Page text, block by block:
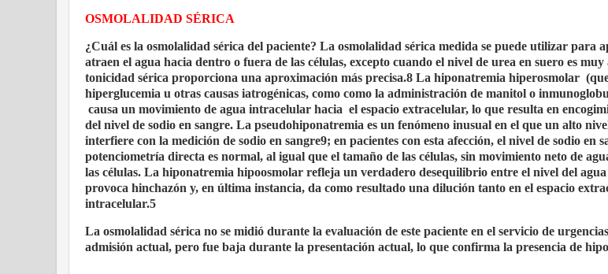
OSMOLALIDAD SÉRICA
¿Cuál es la osmolalidad sérica del paciente? La osmolalidad sérica medida se puede utilizar para
atraen el agua hacia dentro o fuera de las células, excepto cuando el nivel de urea en suero es muy
tonicidad sérica proporciona una aproximación más precisa.8 La hiponatremia hiperosmolar
hiperglucemia u otras causas iatrogénicas, como como la administración de manitol o
causa un movimiento de agua intracelular hacia el espacio extracelular, lo que resulta en
del nivel de sodio en sangre. La pseudohiponatremia es un fenómeno inusual en el que un alto
interfiere con la medición de sodio en sangre9; en pacientes con esta afección, el nivel de sodio en
potenciometría directa es normal, al igual que el tamaño de las células, sin movimiento neto de
las células. La hiponatremia hipoosmolar refleja un verdadero desequilibrio entre el nivel del
provoca hinchazón y, en última instancia, da como resultado una dilución tanto en el espacio
intracelular.5
La osmolalidad sérica no se midió durante la evaluación de este paciente en el servicio de
admisión actual, pero fue baja durante la presentación actual, lo que confirma la presencia de